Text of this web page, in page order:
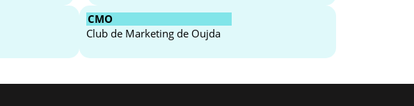
CMO
Club de Marketing de Oujda